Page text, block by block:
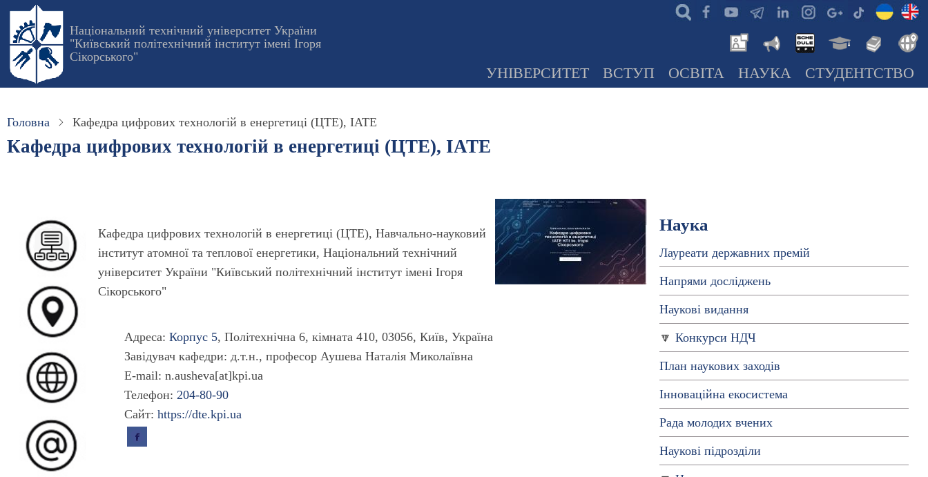
Перейти
основного
вмісту
Національний технічний університет України
"Київський політехнічний інститут імені Ігоря
Сікорського"
УНІВЕРСИТЕТ ВСТУП ОСВІТА НАУКА СТУДЕНТСТВО
Головна Кафедра цифрових технологій в енергетиці (ЦТЕ), ІАТЕ
Кафедра цифрових технологій в енергетиці (ЦТЕ), ІАТЕ
Кафедра цифрових технологій в енергетиці (ЦТЕ), Навчально-науковий
інститут атомної та теплової енергетики, Національний технічний
університет України "Київський політехнічний інститут імені Ігоря
Сікорського"
Адреса:Корпус 5,Політехнічна 6, кімната 410,03056,Київ, Україна
Завідувач кафедри: д.т.н., професорАушева Наталія Миколаївна
E-mail:n.ausheva[at]kpi.ua
Телефон:204-80-90
Сайт:https://dte.kpi.ua
Наука
Лауреати державних премій
Напрями досліджень
Наукові видання
Конкурси НДЧ
План наукових заходів
Інноваційна екосистема
Рада молодих вчених
Наукові підрозділи